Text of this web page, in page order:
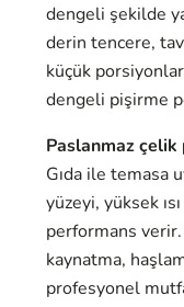
dengeli şekilde
derin tencere,
küçük
dengeli pişirme
Paslanmaz çelik
Gıda ile temasa
yüzeyi, yüksek
performans
kaynatma,
profesyonel